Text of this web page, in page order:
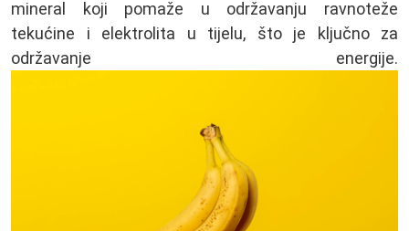
mineral koji pomaže u održavanju ravnoteže
tekućine i elektrolita u tijelu, što je ključno za
održavanje energije.